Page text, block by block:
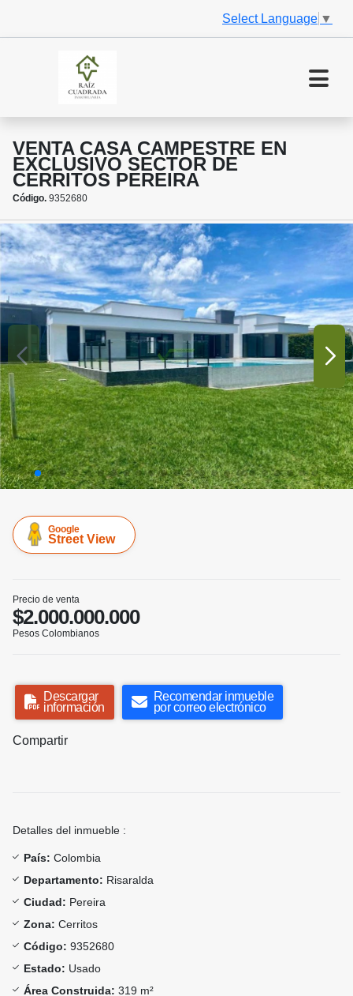
Select Language ▼
VENTA CASA CAMPESTRE EN
EXCLUSIVO SECTOR DE
CERRITOS PEREIRA
Código. 9352680
Google
Street View
Precio de venta
$2.000.000.000
Pesos Colombianos
Descargar
información
Recomendar inmueble
por correo electrónico
Compartir
Detalles del inmueble :
País: Colombia
Departamento: Risaralda
Ciudad: Pereira
Zona: Cerritos
Código: 9352680
Estado: Usado
Área Construida: 319 m²